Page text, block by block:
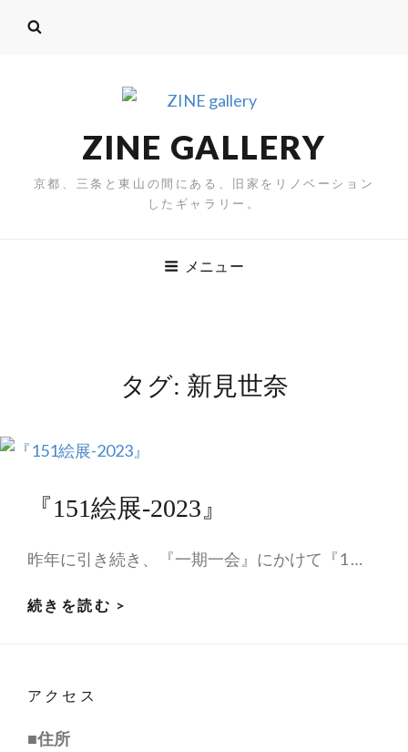
ZINE GALLERY
京都、三条と東山の間にある、旧家をリノベーション
したギャラリー。
メニュー
タグ: 新見世奈
『151絵展-2023』
昨年に引き続き、『一期一会』にかけて『1 …
続きを読む >
アクセス
■住所